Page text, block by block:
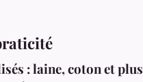
: laine, coton et plus